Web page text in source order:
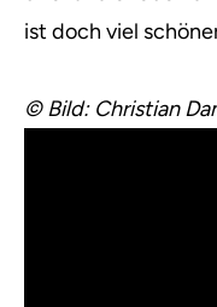
ist doch viel
© Bild: Christian